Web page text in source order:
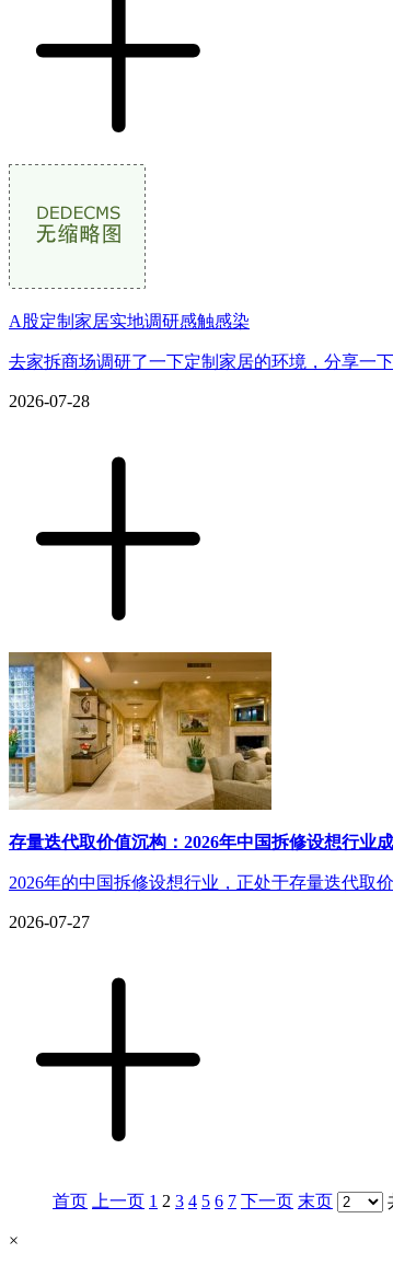
A股定制家居实地调研感触感染
去家拆商场调研了一下定制家居的环境，分享一
2026-07-28
存量迭代取价值沉构：2026年中国拆修设想行业成
2026年的中国拆修设想行业，正处于存量迭代取
2026-07-27
首页 上一页 1 2 3 4 5 6 7 下一页 末页
×